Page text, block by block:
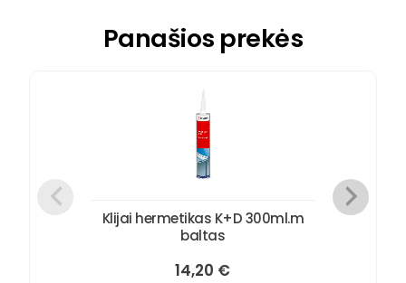
Panašios prekės
Klijai hermetikas K+D 300ml.m
baltas
14,20 €